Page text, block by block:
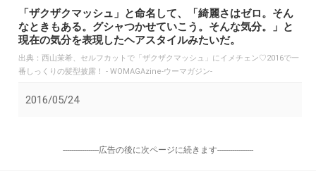
「ザクザクマッシュ」と命名して、「綺麗さはゼロ。そん
なときもある。グシャつかせていこう。そんな気分。」と
現在の気分を表現したヘアスタイルみたいだ。
出典： 西山茉希、セルフカットで「ザクザクマッシュ」にイメチェン♡2016で一
番しっくりの髪型披露！ - WOMAGAzine-ウーマガジン-
2016/05/24
-----------------広告の後に次ページに続きます-----------------